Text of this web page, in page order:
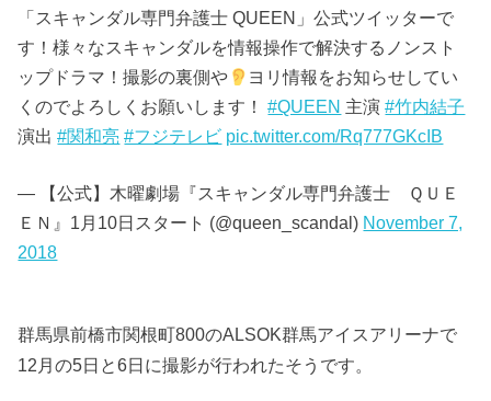
「スキャンダル専門弁護士 QUEEN」公式ツイッターで
す！様々なスキャンダルを情報操作で解決するノンスト
ップドラマ！撮影の裏側や
ヨリ情報をお知らせしてい
くのでよろしくお願いします！#QUEEN 主演#竹内結子
演出#関和亮 #フジテレビ pic.twitter.com/Rq777GKcIB
— 【公式】木曜劇場『スキャンダル専門弁護士 ＱＵＥ
ＥＮ』1月10日スタート (@queen_scandal) November 7,
2018
群馬県前橋市関根町800のALSOK群馬アイスアリーナで
12月の5日と6日に撮影が行われたそうです。